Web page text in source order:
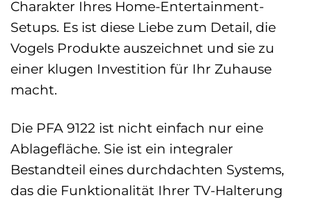
Charakter Ihres Home-Entertainment-
Setups. Es ist diese Liebe zum Detail, die
Vogels Produkte auszeichnet und sie zu
einer klugen Investition für Ihr Zuhause
macht.
Die PFA 9122 ist nicht einfach nur eine
Ablagefläche. Sie ist ein integraler
Bestandteil eines durchdachten Systems,
das die Funktionalität Ihrer TV-Halterung